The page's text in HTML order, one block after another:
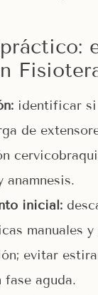
identificar si
de
anamnesis.
inicial:
manuales
evitar
aguda.